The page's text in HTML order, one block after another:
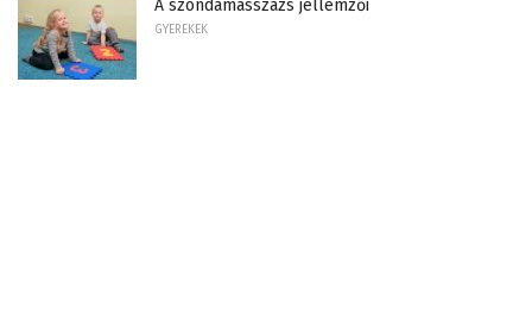
A szondamasszázs jellemzői
GYEREKEK